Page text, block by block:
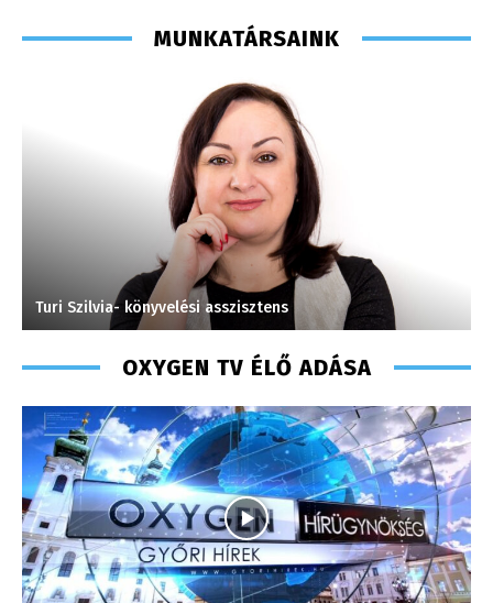
MUNKATÁRSAINK
Turi Szilvia- könyvelési asszisztens
OXYGEN TV ÉLŐ ADÁSA